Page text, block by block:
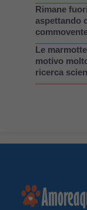
Rimane
aspettando
Le
motivo
ricerca